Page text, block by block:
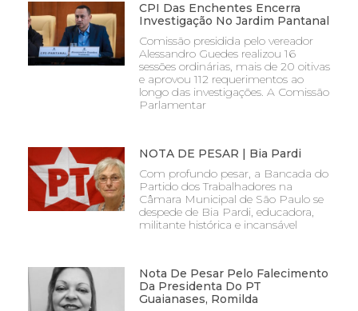
CPI Das Enchentes Encerra
Investigação No Jardim Pantanal
Comissão presidida pelo vereador
Alessandro Guedes realizou 16
sessões ordinárias, mais de 20 oitivas
e aprovou 112 requerimentos ao
longo das investigações. A Comissão
Parlamentar
NOTA DE PESAR | Bia Pardi
Com profundo pesar, a Bancada do
Partido dos Trabalhadores na
Câmara Municipal de São Paulo se
despede de Bia Pardi, educadora,
militante histórica e incansável
Nota De Pesar Pelo Falecimento
Da Presidenta Do PT
Guaianases, Romilda